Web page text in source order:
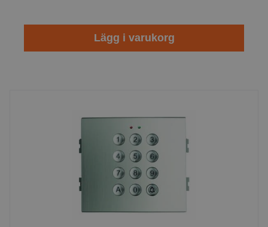
Lägg i varukorg